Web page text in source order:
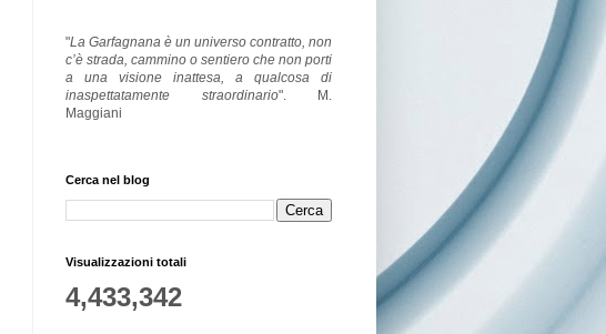
"La Garfagnana è un universo contratto, non
c’è strada, cammino o sentiero che non porti
a una visione inattesa, a qualcosa di
inaspettatamente straordinario". M.
Maggiani
Cerca nel blog
Visualizzazioni totali
4,433,342